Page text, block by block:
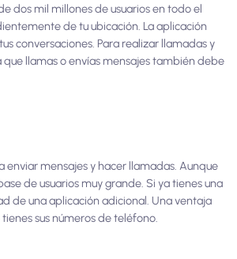
dos mil millones de usuarios en todo el
de tu ubicación. La aplicación
conversaciones. Para realizar llamadas y
llamas o envías mensajes también debe
mensajes y hacer llamadas. Aunque
de usuarios muy grande. Si ya tienes una
de una aplicación adicional. Una ventaja
sus números de teléfono.